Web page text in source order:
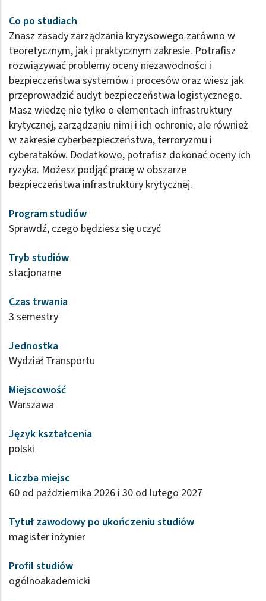
Co po studiach
Znasz zasady zarządzania kryzysowego zarówno w
teoretycznym, jak i praktycznym zakresie. Potrafisz
rozwiązywać problemy oceny niezawodności i
bezpieczeństwa systemów i procesów oraz wiesz jak
przeprowadzić audyt bezpieczeństwa logistycznego.
Masz wiedzę nie tylko o elementach infrastruktury
krytycznej, zarządzaniu nimi i ich ochronie, ale również
w zakresie cyberbezpieczeństwa, terroryzmu i
cyberataków. Dodatkowo, potrafisz dokonać oceny ich
ryzyka. Możesz podjąć pracę w obszarze
bezpieczeństwa infrastruktury krytycznej.
Program studiów
Sprawdź, czego będziesz się uczyć
Tryb studiów
stacjonarne
Czas trwania
3 semestry
Jednostka
Wydział Transportu
Miejscowość
Warszawa
Język kształcenia
polski
Liczba miejsc
60 od października 2026 i 30 od lutego 2027
Tytuł zawodowy po ukończeniu studiów
magister inżynier
Profil studiów
ogólnoakademicki